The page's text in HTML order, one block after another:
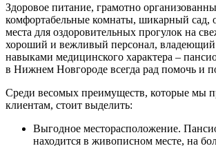
Здоровое питание, грамотно
комфортабельные комнаты, шикарный сад,
места для оздоровительных прогулок на
хороший и вежливый персонал,
навыками медицинского характера –
в Нижнем Новгороде всегда рад помочь и
Среди весомых преимуществ, которые мы
клиентам, стоит выделить:
Выгодное месторасположение.
находится в живописном месте, на